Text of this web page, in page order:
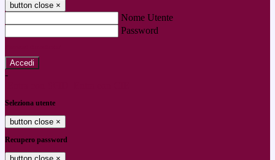
button close ×
Nome Utente
Password
-
Seleziona utente
button close ×
Recupero password